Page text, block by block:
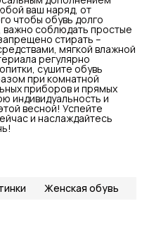
ваш наряд, от
чтобы обувь долго
важно соблюдать простые
стирать –
мягкой влажной
регулярно
сушите обувь
при комнатной
приборов и прямых
индивидуальность и
весной! Успейте
и наслаждайтесь
Женская обувь